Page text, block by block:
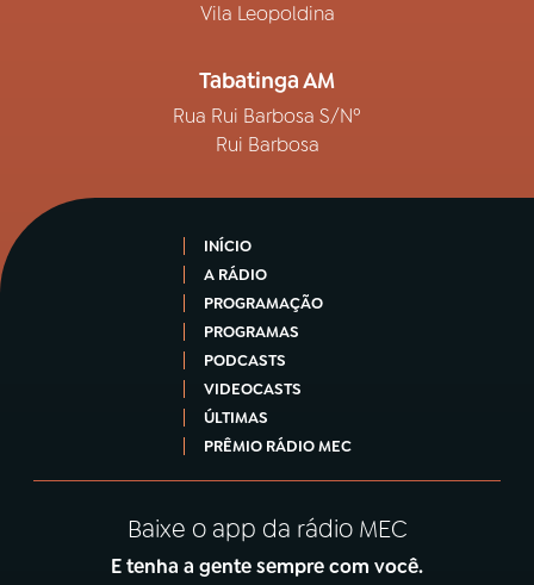
Vila Leopoldina
Tabatinga AM
Rua Rui Barbosa S/Nº
Rui Barbosa
INÍCIO
A RÁDIO
PROGRAMAÇÃO
PROGRAMAS
PODCASTS
VIDEOCASTS
ÚLTIMAS
PRÊMIO RÁDIO MEC
Baixe o app da rádio MEC
E tenha a gente sempre com você.